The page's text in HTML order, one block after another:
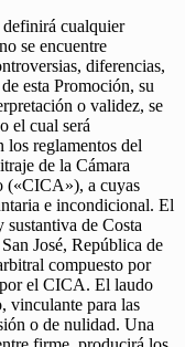
cualquier
se encuentre
diferencias,
esta Promoción, su
o validez, se
el cual será
reglamentos del
de la Cámara
(«CICA»), a cuyas
e incondicional. El
de Costa
José, República de
compuesto por
por el CICA. El laudo
vinculante para las
o de nulidad. Una